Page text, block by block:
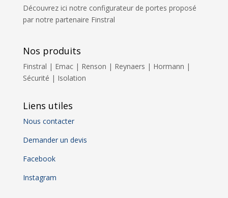
Découvrez ici notre configurateur de portes proposé
par notre partenaire Finstral
Nos produits
Finstral | Emac | Renson | Reynaers | Hormann |
Sécurité | Isolation
Liens utiles
Nous contacter
Demander un devis
Facebook
Instagram